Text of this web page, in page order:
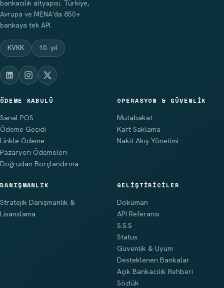
bankacılık altyapısı. Türkiye,
Avrupa ve MENA'da 850+
bankaya tek API.
KVKK 10. yıl
ÖDEME KABULÜ
Sanal POS
Ödeme Geçidi
Linkle Ödeme
Pazaryeri Ödemeleri
Doğrudan Borçlandırma
OPERASYON & GÜVENLIK
Mutabakat
Kart Saklama
Nakit Akış Yönetimi
DANIŞMANLIK
Stratejik Danışmanlık &
Lisanslama
GELIŞTIRICILER
Doküman
API Referansı
S.S.S
Status
Güvenlik & Uyum
Desteklenen Bankalar
Açık Bankacılık Rehberi
Sözlük